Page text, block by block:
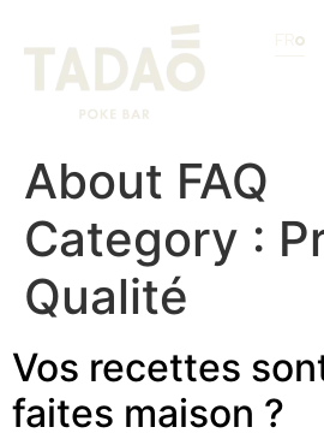
About FAQ
Category :
Qualité
Vos recettes
faites maison ?